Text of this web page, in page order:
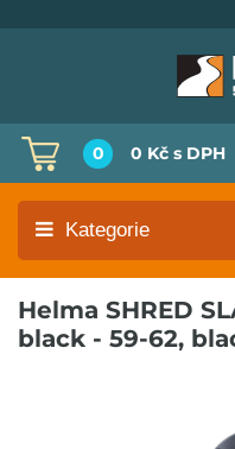
0 0 Kč s DPH
Kategorie
Helma SHRED
black - 59-62,